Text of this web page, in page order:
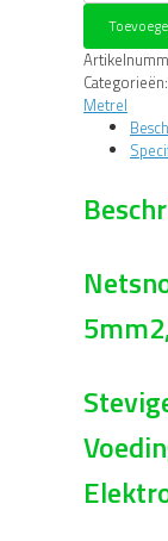
EU13
Schuko
aantal
Categorieën:
Metrel